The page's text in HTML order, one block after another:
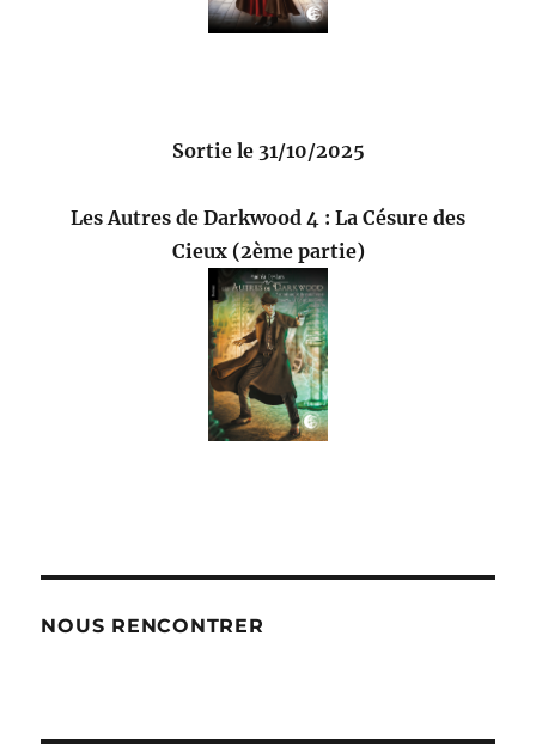
Sortie le 31/10/2025
Les Autres de Darkwood 4 : La Césure des
Cieux (2ème partie)
NOUS RENCONTRER